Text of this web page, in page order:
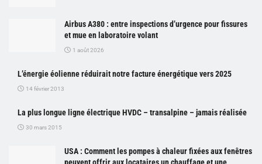
Airbus A380 : entre inspections d’urgence pour fissures
et mue en laboratoire volant
1 août 2026
L’énergie éolienne réduirait notre facture énergétique vers 2025
14 février 2013
La plus longue ligne électrique HVDC – transalpine – jamais réalisée
30 mars 2015
USA : Comment les pompes à chaleur fixées aux fenêtres